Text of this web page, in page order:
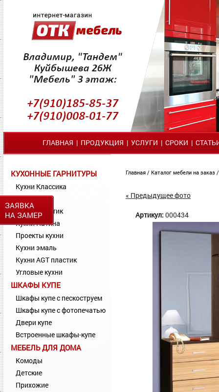
ЗАЯВКА
НА ЗАМЕР
ГЛАВНАЯ | ПРОДУКЦИЯ | УСЛУГИ | СРОКИ |
КУХОННЫЕ ГАРНИТУРЫ
Кухни Классика
Кухни МДФ
Кухни Пластик
Кухни Патина
Проекты кухни
Кухни эмаль
Кухни AGT пластик
Угловые кухни
ШКАФЫ КУПЕ
Шкафы купе с пескоструем
Шкафы купе с фотопечатью
Двери купе
Встроенные шкафы-купе
МЕБЕЛЬ ДЛЯ ДОМА
Комоды
Детские
Прихожие
Главная / Каталог мебели на заказ
« Предыдущее фото
Артикул: 000434